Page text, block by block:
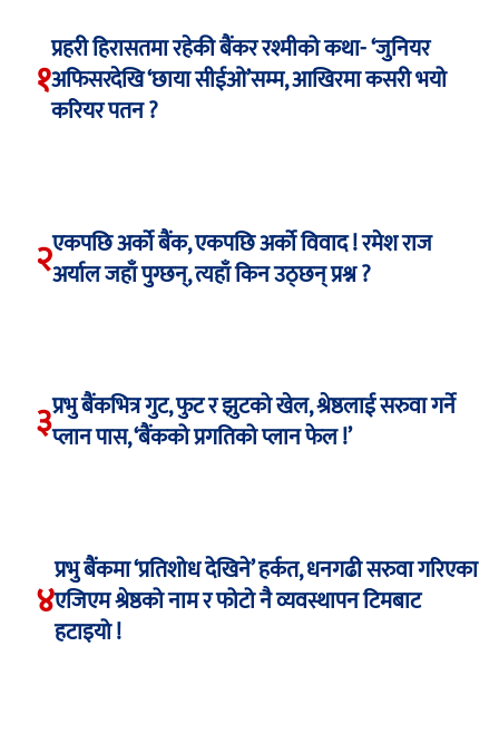
१
प्रहरी हिरासतमा रहेकी बैंकर रश्मीको कथा- ‘जुनियर
अफिसरदेखि ‘छाया सीईओ’सम्म, आखिरमा कसरी भयो
करियर पतन ?
२एकपछि अर्को बैंक, एकपछि अर्को विवाद ! रमेश राज
अर्याल जहाँ पुग्छन्, त्यहाँ किन उठ्छन् प्रश्न ?
३प्रभु बैंकभित्र गुट, फुट र झुटको खेल, श्रेष्ठलाई सरुवा गर्ने
प्लान पास, ‘बैंकको प्रगतिको प्लान फेल !’
४
प्रभु बैंकमा ‘प्रतिशोध देखिने’ हर्कत, धनगढी सरुवा गरिएका
एजिएम श्रेष्ठको नाम र फोटो नै व्यवस्थापन टिमबाट
हटाइयो !